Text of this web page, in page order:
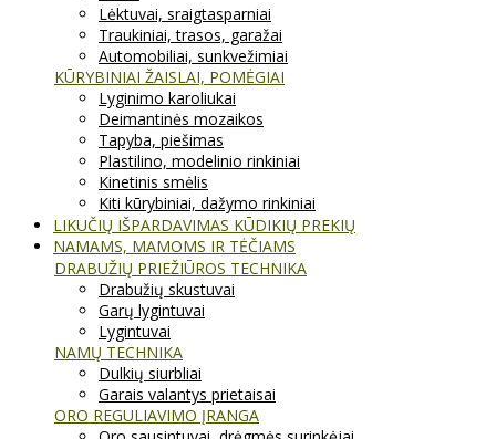
Lėktuvai, sraigtasparniai
Traukiniai, trasos, garažai
Automobiliai, sunkvežimiai
KŪRYBINIAI ŽAISLAI, POMĖGIAI
Lyginimo karoliukai
Deimantinės mozaikos
Tapyba, piešimas
Plastilino, modelinio rinkiniai
Kinetinis smėlis
Kiti kūrybiniai, dažymo rinkiniai
LIKUČIŲ IŠPARDAVIMAS KŪDIKIŲ PREKIŲ
NAMAMS, MAMOMS IR TĖČIAMS
DRABUŽIŲ PRIEŽIŪROS TECHNIKA
Drabužių skustuvai
Garų lygintuvai
Lygintuvai
NAMŲ TECHNIKA
Dulkių siurbliai
Garais valantys prietaisai
ORO REGULIAVIMO ĮRANGA